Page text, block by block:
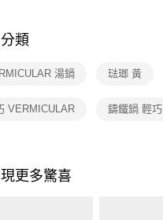
類
湯鍋 琺瑯 黃
VERMICULAR 鑄鐵鍋 輕巧
更多驚喜